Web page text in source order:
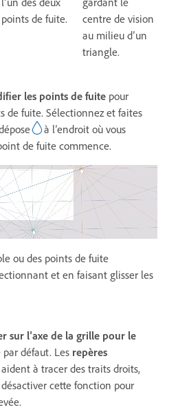
points de fuite.
centre de vision
au milieu d’un
triangle.
les points de fuite pour
de fuite. Sélectionnez et faites
à l’endroit où vous
de fuite commence.
ou des points de fuite
et en faisant glisser les
sur l’axe de la grille pour le
défaut. Les repères
à tracer des traits droits,
cette fonction pour